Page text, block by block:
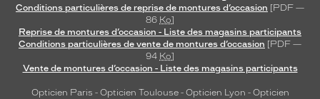
Conditions particulières de reprise de montures d’occasion [PDF —
86 Ko]
Reprise de montures d’occasion - Liste des magasins participants
Conditions particulières de vente de montures d’occasion [PDF —
94 Ko]
Vente de montures d’occasion - Liste des magasins participants
Opticien Paris - Opticien Toulouse- Opticien Lyon - Opticien